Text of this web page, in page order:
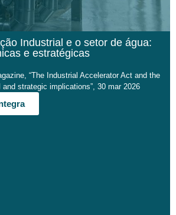
Industrial e o setor de água:
e estratégicas
“The Industrial Accelerator Act and the
strategic implications”, 30 mar 2026